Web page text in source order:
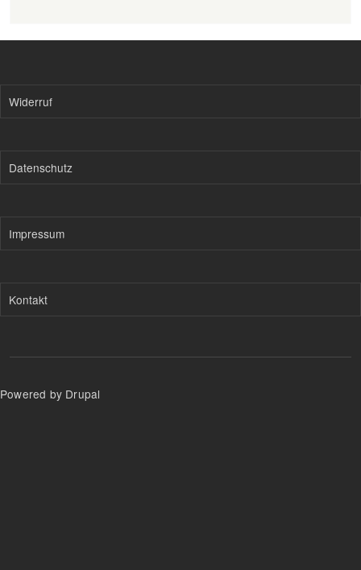
Widerruf
Datenschutz
Impressum
Kontakt
Powered by Drupal